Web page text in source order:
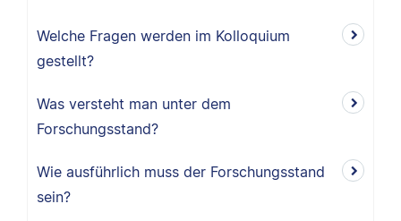
Welche Fragen werden im Kolloquium
gestellt?
Was versteht man unter dem
Forschungsstand?
Wie ausführlich muss der Forschungsstand
sein?